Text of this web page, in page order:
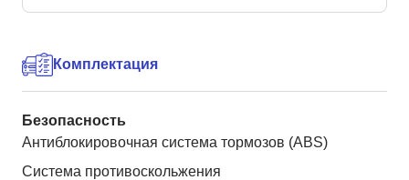
Комплектация
Безопасность
Антиблокировочная система тормозов (ABS)
Система противоскольжения